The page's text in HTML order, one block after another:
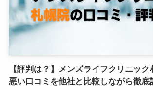
【評判は？】メンズライフクリニッ
悪い口コミを他社と比較しながら徹底